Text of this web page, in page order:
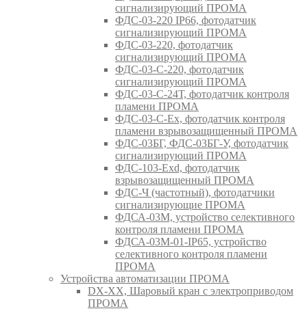
сигнализирующий ПРОМА
ФДС-03-220 IP66, фотодатчик
сигнализирующий ПРОМА
ФДС-03-220, фотодатчик
сигнализирующий ПРОМА
ФДС-03-С-220, фотодатчик
сигнализирующий ПРОМА
ФДС-03-С-24Т, фотодатчик контроля
пламени ПРОМА
ФДС-03-С-Ex, фотодатчик контроля
пламени взрывозащищенный ПРОМА
ФДС-03БГ, ФДС-03БГ-У, фотодатчик
сигнализирующий ПРОМА
ФДС-103-Ехd, фотодатчик
взрывозащищенный ПРОМА
ФДС-Ч (частотный), фотодатчики
сигнализирующие ПРОМА
ФДСА-03М, устройство селективного
контроля пламени ПРОМА
ФДСА-03М-01-IP65, устройство
селективного контроля пламени
ПРОМА
Устройства автоматизации ПРОМА
DX-XX, Шаровый кран c электроприводом
ПРОМА